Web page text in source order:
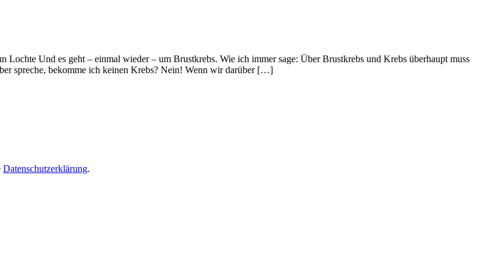
Und es geht – einmal wieder – um Brustkrebs. Wie ich immer sage: Über Brustkrebs und Krebs überhaupt muss
spreche, bekomme ich keinen Krebs? Nein! Wenn wir darüber […]
Datenschutzerklärung.